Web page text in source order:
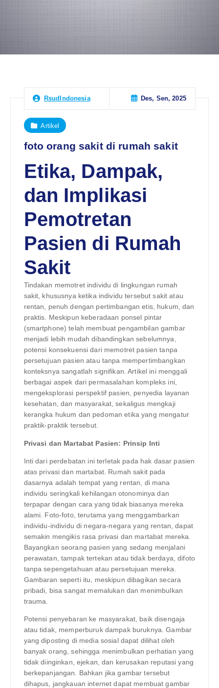
RsudIndonesia Des, Sen, 2025
Artikel
foto orang sakit di rumah sakit
Etika, Dampak,
dan Implikasi
Pemotretan
Pasien di Rumah
Sakit
Tindakan memotret individu di lingkungan rumah
sakit, khususnya ketika individu tersebut sakit atau
rentan, penuh dengan pertimbangan etis, hukum, dan
praktis. Meskipun keberadaan ponsel pintar
(smartphone) telah membuat pengambilan gambar
menjadi lebih mudah dibandingkan sebelumnya,
potensi konsekuensi dari memotret pasien tanpa
persetujuan pasien atau tanpa mempertimbangkan
konteksnya sangatlah signifikan. Artikel ini menggali
berbagai aspek dari permasalahan kompleks ini,
mengeksplorasi perspektif pasien, penyedia layanan
kesehatan, dan masyarakat, sekaligus mengkaji
kerangka hukum dan pedoman etika yang mengatur
praktik-praktik tersebut.
Privasi dan Martabat Pasien: Prinsip Inti
Inti dari perdebatan ini terletak pada hak dasar pasien
atas privasi dan martabat. Rumah sakit pada
dasarnya adalah tempat yang rentan, di mana
individu seringkali kehilangan otonominya dan
terpapar dengan cara yang tidak biasanya mereka
alami. Foto-foto, terutama yang menggambarkan
individu-individu di negara-negara yang rentan, dapat
semakin mengikis rasa privasi dan martabat mereka.
Bayangkan seorang pasien yang sedang menjalani
perawatan, tampak tertekan atau tidak berdaya, difoto
tanpa sepengetahuan atau persetujuan mereka.
Gambaran seperti itu, meskipun dibagikan secara
pribadi, bisa sangat memalukan dan menimbulkan
trauma.
Potensi penyebaran ke masyarakat, baik disengaja
atau tidak, memperburuk dampak buruknya. Gambar
yang diposting di media sosial dapat dilihat oleh
banyak orang, sehingga menimbulkan perhatian yang
tidak diinginkan, ejekan, dan kerusakan reputasi yang
berkepanjangan. Bahkan jika gambar tersebut
dihapus, jangkauan internet dapat membuat gambar